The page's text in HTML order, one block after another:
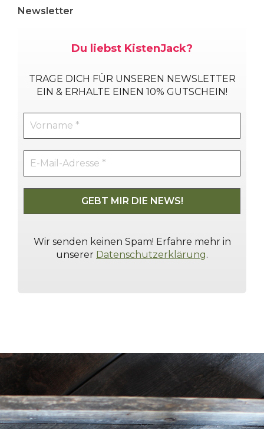
Newsletter
Du liebst KistenJack?
TRAGE DICH FÜR UNSEREN NEWSLETTER
EIN & ERHALTE EINEN 10% GUTSCHEIN!
Wir senden keinen Spam! Erfahre mehr in
unserer Datenschutzerklärung.